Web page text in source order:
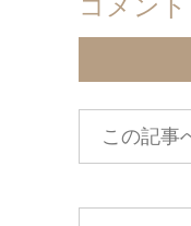
コメント
この記事